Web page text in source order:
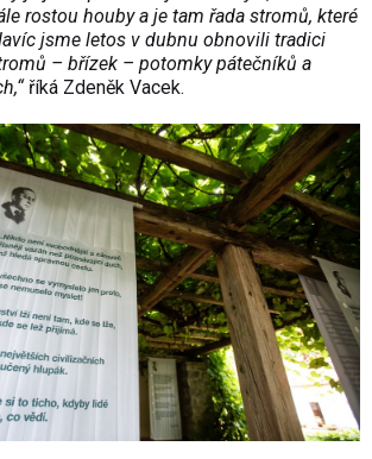
rostou houby a je tam řada stromů, které
jsme letos v dubnu obnovili tradici
– břízek – potomky pátečníků a
říká Zdeněk Vacek.